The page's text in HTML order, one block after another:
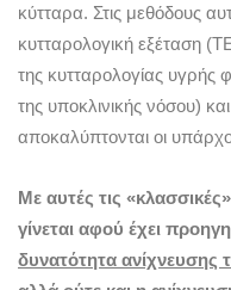
κύτταρα. Στις μεθόδους
κυτταρολογική εξέταση
της κυτταρολογίας υγρής
της υποκλινικής νόσου)
αποκαλύπτονται οι
Με αυτές τις
γίνεται αφού έχει
δυνατότητα ανίχνευσης